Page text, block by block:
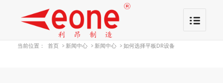
当前位置： 首页 > 新闻中心 > 新闻中心 > 如何选择平板DR设备